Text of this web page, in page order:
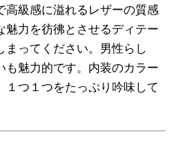
高級感に溢れるレザーの質感
魅力を彷彿とさせるディテー
まってください。男性らし
も魅力的です。内装のカラー
１つ１つをたっぷり吟味して